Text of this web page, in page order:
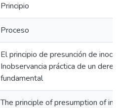
Principio
Proceso
El principio de presunción de
Inobservancia práctica de un
fundamental
The principle of presumption of